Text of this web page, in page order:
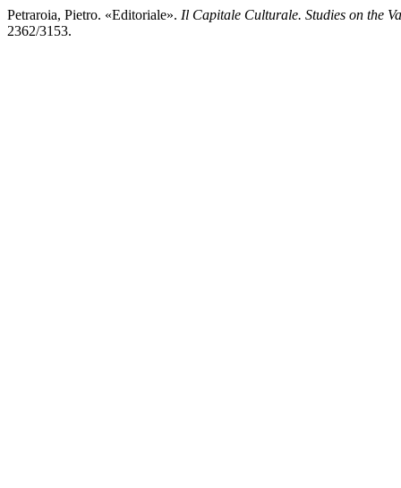
Petraroia, Pietro. «Editoriale». Il Capitale Culturale. Studies on the
2362/3153.